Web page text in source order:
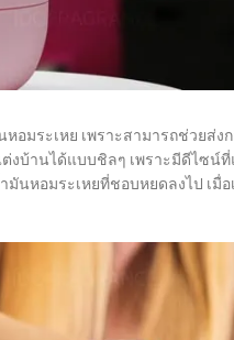
อมระเหย เพราะสามารถช่วยส่
งบ้านได้แบบชิลๆ เพราะมีดีไซน์
นหอมระเหยที่ชอบหยดลงไป เ